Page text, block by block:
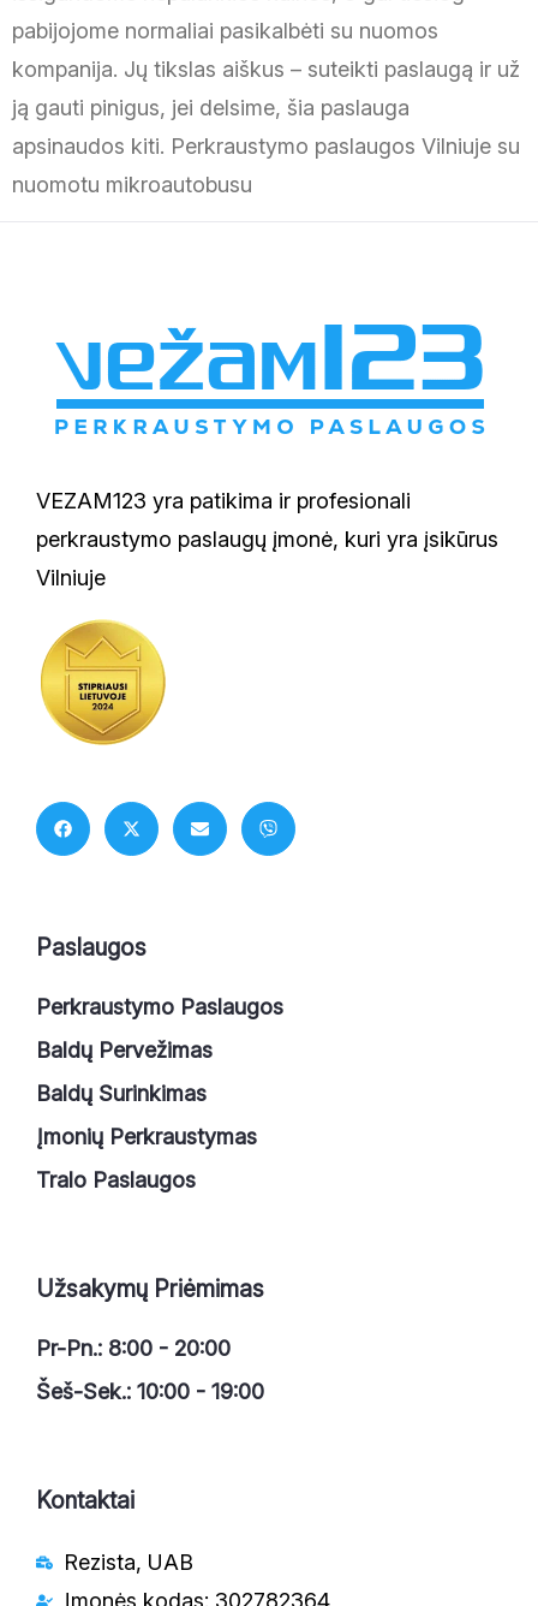
pabijojome normaliai pasikalbėti su nuomos
kompanija. Jų tikslas aiškus – suteikti paslaugą ir už
ją gauti pinigus, jei delsime, šia paslauga
apsinaudos kiti. Perkraustymo paslaugos Vilniuje su
nuomotu mikroautobusu
VEZAM123 yra patikima ir profesionali
perkraustymo paslaugų įmonė, kuri yra įsikūrus
Vilniuje
Paslaugos
Perkraustymo Paslaugos
Baldų Pervežimas
Baldų Surinkimas
Įmonių Perkraustymas
Tralo Paslaugos
Užsakymų Priėmimas
Pr-Pn.: 8:00 - 20:00
Šeš-Sek.: 10:00 - 19:00
Kontaktai
Rezista, UAB
Įmonės kodas: 302782364